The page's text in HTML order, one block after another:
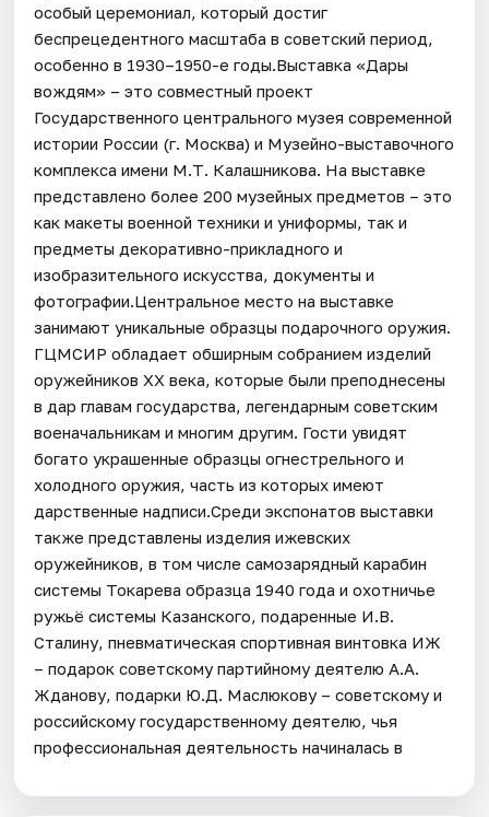
особый церемониал, который достиг
беспрецедентного масштаба в советский период,
особенно в 1930–1950-е годы.Выставка «Дары
вождям» – это совместный проект
Государственного центрального музея современной
истории России (г. Москва) и Музейно-выставочного
комплекса имени М.Т. Калашникова. На выставке
представлено более 200 музейных предметов – это
как макеты военной техники и униформы, так и
предметы декоративно-прикладного и
изобразительного искусства, документы и
фотографии.Центральное место на выставке
занимают уникальные образцы подарочного оружия.
ГЦМСИР обладает обширным собранием изделий
оружейников ХХ века, которые были преподнесены
в дар главам государства, легендарным советским
военачальникам и многим другим. Гости увидят
богато украшенные образцы огнестрельного и
холодного оружия, часть из которых имеют
дарственные надписи.Среди экспонатов выставки
также представлены изделия ижевских
оружейников, в том числе самозарядный карабин
системы Токарева образца 1940 года и охотничье
ружьё системы Казанского, подаренные И.В.
Сталину, пневматическая спортивная винтовка ИЖ
– подарок советскому партийному деятелю А.А.
Жданову, подарки Ю.Д. Маслюкову – советскому и
российскому государственному деятелю, чья
профессиональная деятельность начиналась в